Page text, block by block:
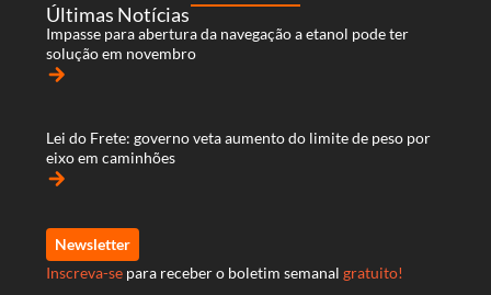
Últimas Notícias
Impasse para abertura da navegação a etanol pode ter
solução em novembro
arrow_forward
Lei do Frete: governo veta aumento do limite de peso por
eixo em caminhões
arrow_forward
Newsletter
Inscreva-se para receber o boletim semanal gratuito!